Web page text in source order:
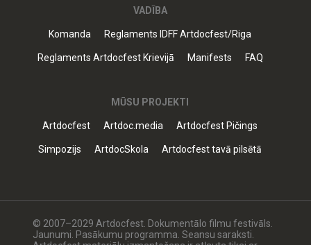
VADĪBA
Komanda Reglaments IDFF Artdocfest/Riga
Reglaments Artdocfest Krievijā Manifests FAQ
MŪSU PROJEKTI
Artdocfest Artdoc.media Artdocfest Pičings
Simpozijs ArtdocSkola Artdocfest tavā pilsētā
© 2007–2029 Artdocfest. Dokumentālo filmu festivāls.
Jaunumi. Pasākumu programma. Seansu saraksti.